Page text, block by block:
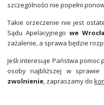
szczególności nie popełni
Takie orzeczenie nie jest
Sądu Apelacyjnego we
zażalenie, a sprawa będzie
Jeśli interesuje Państwa
osoby najbliższej w sprawie
zwolnienie, zapraszamy do